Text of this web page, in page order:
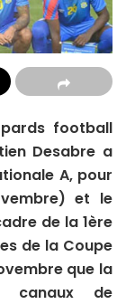
football
Desabre a
A, pour
et le
de la 1ère
de la Coupe
que la
de